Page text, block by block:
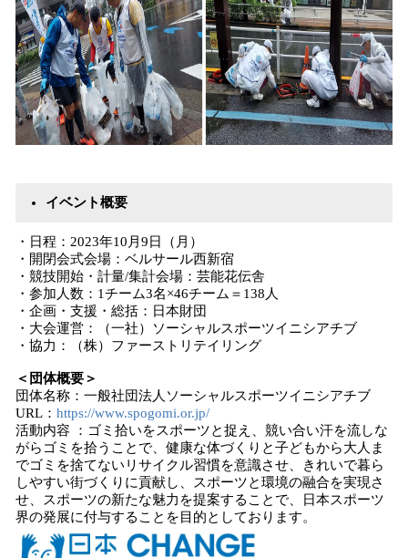
イベント概要
・日程：2023年10月9日（月）
・開閉会式会場：ベルサール西新宿
・競技開始・計量/集計会場：芸能花伝舎
・参加人数：1チーム3名×46チーム＝138人
・企画・支援・総括：日本財団
・大会運営：（一社）ソーシャルスポーツイニシアチブ
・協力：（株）ファーストリテイリング
＜団体概要＞
団体名称：一般社団法人ソーシャルスポーツイニシアチブ
URL： https://www.spogomi.or.jp/
活動内容 ：ゴミ拾いをスポーツと捉え、競い合い汗を流しな
がらゴミを拾うことで、健康な体づくりと子どもから大人ま
でゴミを捨てないリサイクル習慣を意識させ、きれいで暮ら
しやすい街づくりに貢献し、スポーツと環境の融合を実現さ
せ、スポーツの新たな魅力を提案することで、日本スポーツ
界の発展に付与することを目的としております。